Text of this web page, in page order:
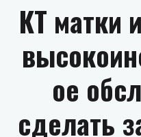
КТ матки
ое
сделать